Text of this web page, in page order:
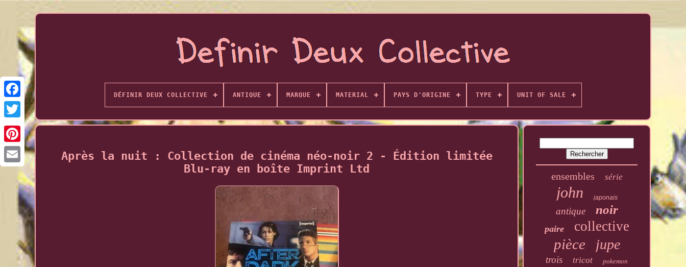
DÉFINIR DEUX COLLECTIVE ANTIQUE MARQUE MATERIAL PAYS D'ORIGINE TYPE UNIT OF SALE
Après la nuit : Collection de cinéma néo-noir 2 - Édition limitée
Blu-ray en boîte Imprint Ltd
ensembles série
john japonais
antique noir
paire collective
pièce jupe
trois tricot pokemon